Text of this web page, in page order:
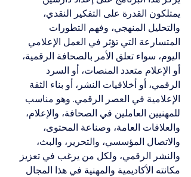
يمتلكون القدرة على التفكير النقدي،
والتحليل المنهجي، وفهم التطورات
المتسارعة التي تؤثر في العمل الإعلامي
اليوم، سواء تعلق الأمر بالصحافة الرقمية،
أو الإعلام متعدد المنصات، أو السرد
الرقمي، أو أخلاقيات النشر، أو بناء الثقة
الإعلامية في العصر الرقمي. وهو مناسب
للمهنيين العاملين في الصحافة، والإعلام،
والعلاقات العامة، وصناعة المحتوى،
والاتصال المؤسسي، والتحرير، والبث،
والنشر الرقمي، ولكل من يرغب في تعزيز
مكانته الأكاديمية والمهنية في هذا المجال